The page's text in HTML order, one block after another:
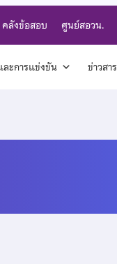
คลังข้อสอบ ศูนย์สอวน.
ละการแข่งขัน ข่าวสาร